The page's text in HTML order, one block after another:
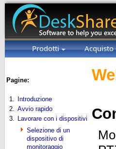
Prodotti Acquisto
Pagine:
1.
Introduzione
2. Avvio rapido
3. Lavorare con i dispositivi
Selezione di un
dispositivo di
monitoraggio